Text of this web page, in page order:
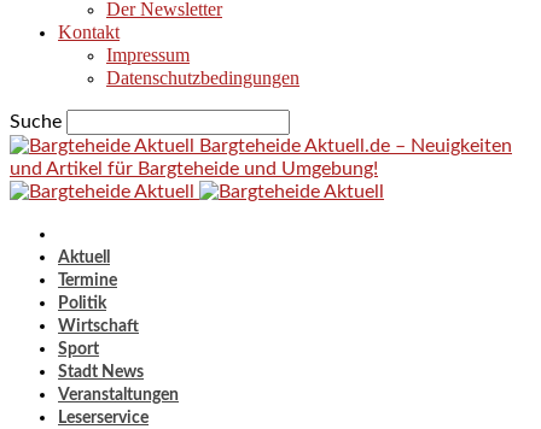
Der Newsletter
Kontakt
Impressum
Datenschutzbedingungen
Suche
Bargteheide Aktuell.de – Neuigkeiten
und Artikel für Bargteheide und Umgebung!
Aktuell
Termine
Politik
Wirtschaft
Sport
Stadt News
Veranstaltungen
Leserservice